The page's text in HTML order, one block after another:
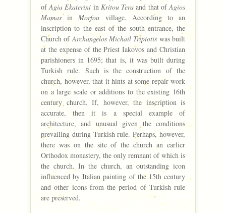
ofAgia Ekaterini in Kritou Tera and that ofAgios
MamasinMorfou village. According to an
inscription to the east of the south entrance, the
Church ofArchangelos Michail Tripiotis was built
at the expense of the Priest Iakovos and Christian
parishioners in 1695; that is, it was built during
Turkish rule. Such is the construction of the
church, however, that it hints at some repair work
on a large scale or additions to the existing 16th
century church. If, however, the inscription is
accurate, then it is a special example of
architecture, and unusual given the conditions
prevailing during Turkish rule. Perhaps, however,
there was on the site of the church an earlier
Orthodox monastery, the only remnant of which is
the church. In the church, an outstanding icon
influenced by Italian painting of the 15th century
and other icons from the period of Turkish rule
are preserved.